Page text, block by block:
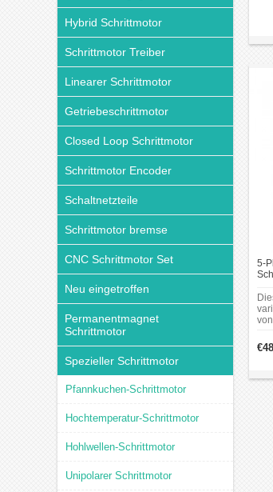
Hybrid Schrittmotor
Schrittmotor Treiber
Linearer Schrittmotor
Getriebeschrittmotor
Closed Loop Schrittmotor
Schrittmotor Encoder
Schaltnetzteile
Schrittmotor bremse
CNC Schrittmotor Set
Neu eingetroffen
Permanentmagnet
Schrittmotor
Spezieller Schrittmotor
Pfannkuchen-Schrittmotor
Hochtemperatur-Schrittmotor
Hohlwellen-Schrittmotor
Unipolarer Schrittmotor
5-